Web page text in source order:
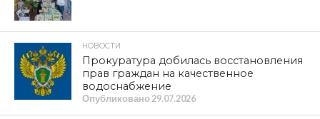
НОВОСТИ
Прокуратура добилась восстановления
прав граждан на качественное
водоснабжение
Опубликовано 29.07.2026